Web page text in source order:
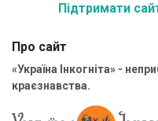
Підтримати
Про сайт
«Україна Інкогніта» -
краєзнавства.